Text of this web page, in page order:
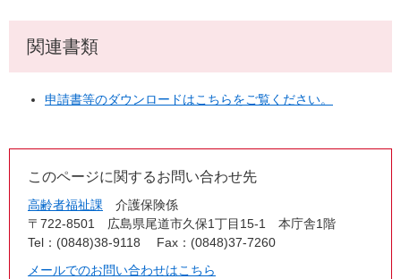
関連書類
申請書等のダウンロードはこちらをご覧ください。
このページに関するお問い合わせ先
高齢者福祉課
介護保険係
〒722-8501
広島県尾道市久保1丁目15-1 本庁舎1階
Tel：(0848)38-9118
Fax：(0848)37-7260
メールでのお問い合わせはこちら